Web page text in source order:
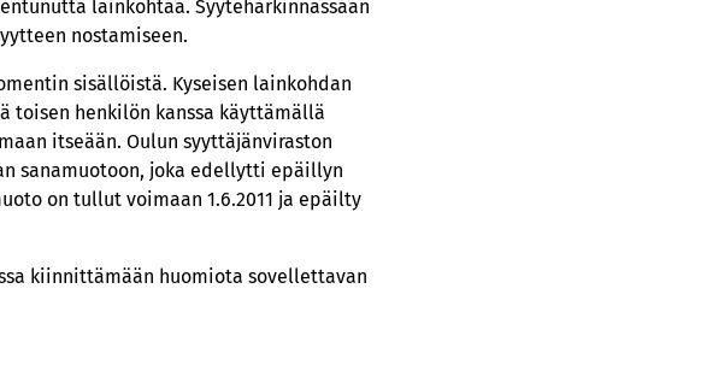
lainkohtaa. Syyteharkinnassaan
nostamiseen.
sisällöistä. Kyseisen lainkohdan
toisen henkilön kanssa käyttämällä
itseään. Oulun syyttäjänviraston
sanamuotoon, joka edellytti epäillyn
on tullut voimaan 1.6.2011 ja epäilty
kiinnittämään huomiota sovellettavan